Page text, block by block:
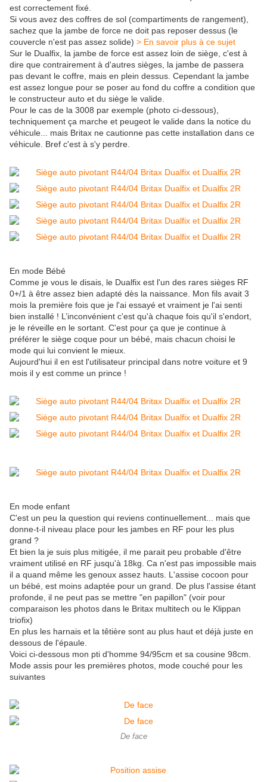
est correctement fixé.
Si vous avez des coffres de sol (compartiments de rangement),
sachez que la jambe de force ne doit pas reposer dessus (le
couvercle n'est pas assez solide) > En savoir plus à ce sujet
Sur le Dualfix, la jambe de force est assez loin de siège, c'est à
dire que contrairement à d'autres sièges, la jambe de passera
pas devant le coffre, mais en plein dessus. Cependant la jambe
est assez longue pour se poser au fond du coffre a condition que
le constructeur auto et du siège le valide.
Pour le cas de la 3008 par exemple (photo ci-dessous),
techniquement ça marche et peugeot le valide dans la notice du
véhicule... mais Britax ne cautionne pas cette installation dans ce
véhicule. Bref c'est à s'y perdre.
En mode Bébé
Comme je vous le disais, le Dualfix est l'un des rares sièges RF
0+/1 à être assez bien adapté dès la naissance. Mon fils avait 3
mois la première fois que je l'ai essayé et vraiment je l'ai senti
bien installé ! L’inconvénient c'est qu'à chaque fois qu'il s'endort,
je le réveille en le sortant. C'est pour ça que je continue à
préférer le siège coque pour un bébé, mais chacun choisi le
mode qui lui convient le mieux.
Aujourd'hui il en est l'utilisateur principal dans notre voiture et 9
mois il y est comme un prince !
En mode enfant
C'est un peu la question qui reviens continuellement... mais que
donne-t-il niveau place pour les jambes en RF pour les plus
grand ?
Et bien la je suis plus mitigée, il me parait peu probable d'être
vraiment utilisé en RF jusqu'à 18kg. Ca n'est pas impossible mais
il a quand même les genoux assez hauts. L'assise cocoon pour
un bébé, est moins adaptée pour un grand. De plus l'assise étant
profonde, il ne peut pas se mettre "en papillon" (voir pour
comparaison les photos dans le Britax multitech ou le Klippan
triofix)
En plus les harnais et la têtière sont au plus haut et déjà juste en
dessous de l'épaule.
Voici ci-dessous mon pti d'homme 94/95cm et sa cousine 98cm.
Mode assis pour les premières photos, mode couché pour les
suivantes
De face